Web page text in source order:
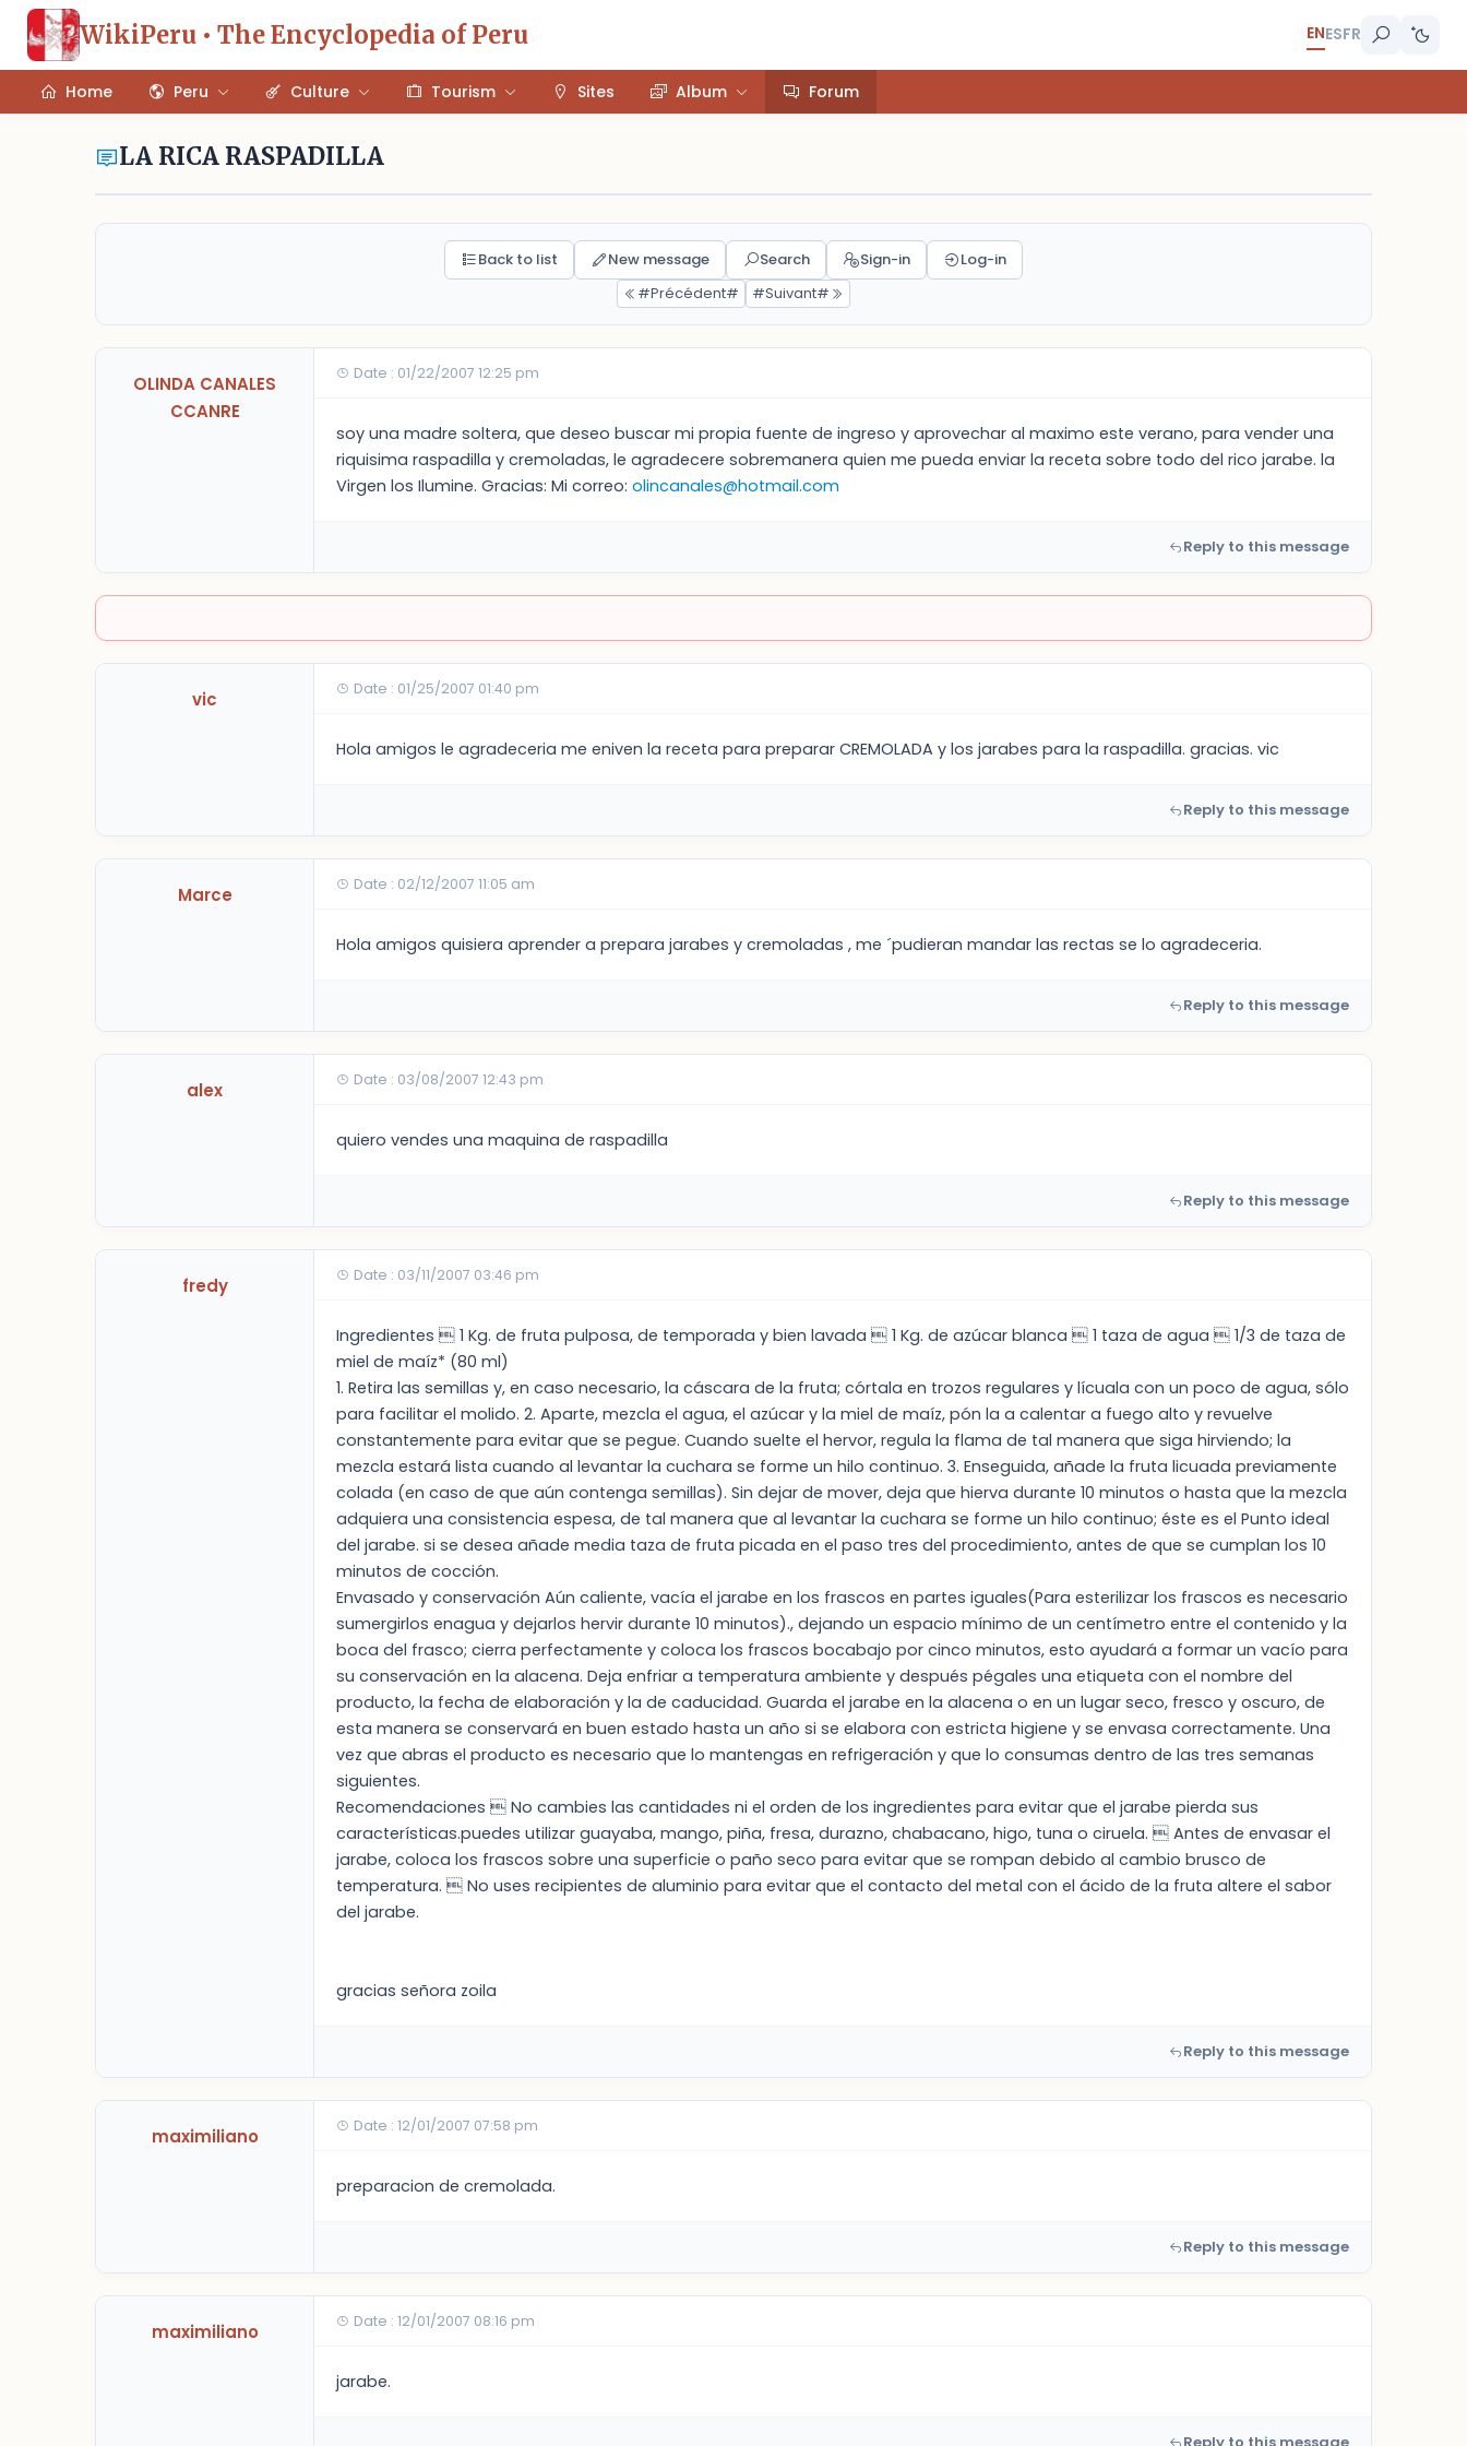
WikiPeru • The Encyclopedia of Peru ENESFR
Home Peru Culture Tourism Sites Album Forum
LA RICA RASPADILLA
Back to list New message Search Sign-in
Log-in
#Précédent#
#Suivant#
OLINDA CANALES
CCANRE
Date : 01/22/2007 12:25 pm
soy una madre soltera, que deseo buscar mi propia fuente de ingreso y aprovechar al maximo este verano, para vender una
riquisima raspadilla y cremoladas, le agradecere sobremanera quien me pueda enviar la receta sobre todo del rico jarabe. la
Virgen los Ilumine. Gracias: Mi correo: olincanales@hotmail.com
Reply to this message
vic Date : 01/25/2007 01:40 pm
Hola amigos le agradeceria me eniven la receta para preparar CREMOLADA y los jarabes para la raspadilla. gracias. vic
Reply to this message
Marce Date : 02/12/2007 11:05 am
Hola amigos quisiera aprender a prepara jarabes y cremoladas , me ´pudieran mandar las rectas se lo agradeceria.
Reply to this message
alex Date : 03/08/2007 12:43 pm
quiero vendes una maquina de raspadilla
Reply to this message
fredy Date : 03/11/2007 03:46 pm
Ingredientes  1 Kg. de fruta pulposa, de temporada y bien lavada  1 Kg. de azúcar blanca  1 taza de agua  1/3 de taza de
miel de maíz* (80 ml)
1. Retira las semillas y, en caso necesario, la cáscara de la fruta; córtala en trozos regulares y lícuala con un poco de agua, sólo
para facilitar el molido. 2. Aparte, mezcla el agua, el azúcar y la miel de maíz, pón la a calentar a fuego alto y revuelve
constantemente para evitar que se pegue. Cuando suelte el hervor, regula la flama de tal manera que siga hirviendo; la
mezcla estará lista cuando al levantar la cuchara se forme un hilo continuo. 3. Enseguida, añade la fruta licuada previamente
colada (en caso de que aún contenga semillas). Sin dejar de mover, deja que hierva durante 10 minutos o hasta que la mezcla
adquiera una consistencia espesa, de tal manera que al levantar la cuchara se forme un hilo continuo; éste es el Punto ideal
del jarabe. si se desea añade media taza de fruta picada en el paso tres del procedimiento, antes de que se cumplan los 10
minutos de cocción.
Envasado y conservación Aún caliente, vacía el jarabe en los frascos en partes iguales(Para esterilizar los frascos es necesario
sumergirlos enagua y dejarlos hervir durante 10 minutos)., dejando un espacio mínimo de un centímetro entre el contenido y la
boca del frasco; cierra perfectamente y coloca los frascos bocabajo por cinco minutos, esto ayudará a formar un vacío para
su conservación en la alacena. Deja enfriar a temperatura ambiente y después pégales una etiqueta con el nombre del
producto, la fecha de elaboración y la de caducidad. Guarda el jarabe en la alacena o en un lugar seco, fresco y oscuro, de
esta manera se conservará en buen estado hasta un año si se elabora con estricta higiene y se envasa correctamente. Una
vez que abras el producto es necesario que lo mantengas en refrigeración y que lo consumas dentro de las tres semanas
siguientes.
Recomendaciones  No cambies las cantidades ni el orden de los ingredientes para evitar que el jarabe pierda sus
características.puedes utilizar guayaba, mango, piña, fresa, durazno, chabacano, higo, tuna o ciruela.  Antes de envasar el
jarabe, coloca los frascos sobre una superficie o paño seco para evitar que se rompan debido al cambio brusco de
temperatura.  No uses recipientes de aluminio para evitar que el contacto del metal con el ácido de la fruta altere el sabor
del jarabe.
gracias señora zoila
Reply to this message
maximiliano Date : 12/01/2007 07:58 pm
preparacion de cremolada.
Reply to this message
maximiliano Date : 12/01/2007 08:16 pm
jarabe.